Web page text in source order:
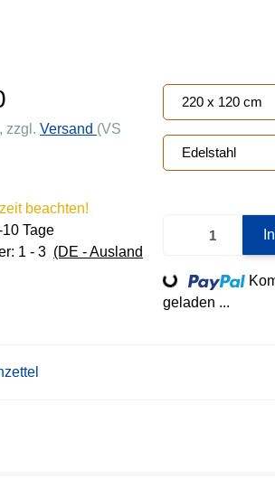
zzgl. Versand (VS
beachten!
Tage
1 - 3 (DE - Ausland
220 x 120 cm
Edelstahl
Loading...
geladen ...